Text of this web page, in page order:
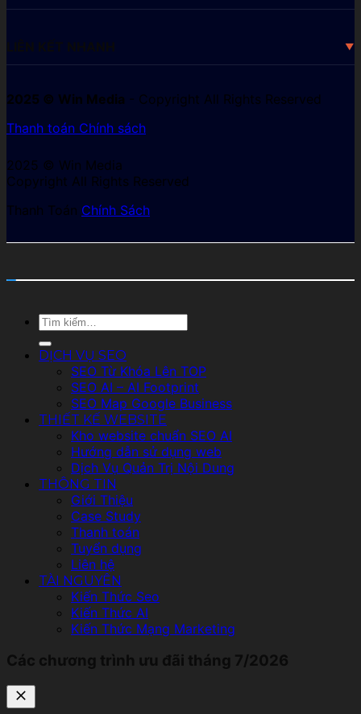
LIÊN KẾT NHANH
2025 © Win Media - Copyright All Rights Reserved
Thanh toán Chính sách
2025 © Win Media
Copyright All Rights Reserved
Thanh Toán Chính Sách
Tìm
kiếm:
DỊCH VỤ SEO
SEO Từ Khóa Lên TOP
SEO AI – AI Footprint
SEO Map Google Business
THIẾT KẾ WEBSITE
Kho website chuẩn SEO AI
Hướng dẫn sử dụng web
Dịch Vụ Quản Trị Nội Dung
THÔNG TIN
Giới Thiệu
Case Study
Thanh toán
Tuyển dụng
Liên hệ
TÀI NGUYÊN
Kiến Thức Seo
Kiến Thức AI
Kiến Thức Mạng Marketing
Các chương trình ưu đãi tháng 7/2026